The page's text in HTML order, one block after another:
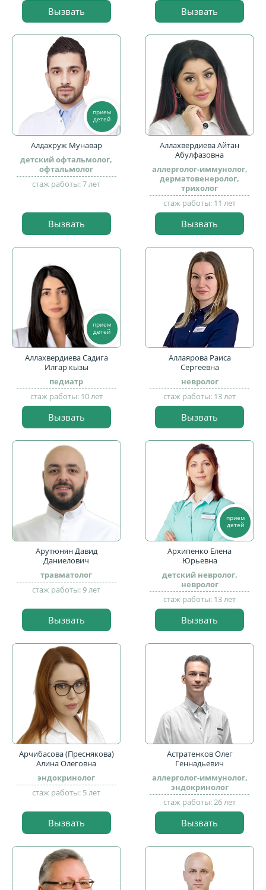
Вызвать Вызвать
прием
детей
Алдахруж Мунавар
детский офтальмолог,
офтальмолог
стаж работы: 7 лет
Вызвать
Аллахвердиева Айтан
Абулфазовна
аллерголог-иммунолог,
дерматовенеролог,
трихолог
стаж работы: 11 лет
Вызвать
прием
детей
Аллахвердиева Садига
Илгар кызы
педиатр
стаж работы: 10 лет
Вызвать
Аллаярова Раиса
Сергеевна
невролог
стаж работы: 13 лет
Вызвать
Арутюнян Давид
Даниелович
травматолог
стаж работы: 9 лет
Вызвать
прием
детей
Архипенко Елена
Юрьевна
детский невролог,
невролог
стаж работы: 13 лет
Вызвать
Арчибасова (Преснякова)
Алина Олеговна
эндокринолог
стаж работы: 5 лет
Вызвать
Астратенков Олег
Геннадьевич
аллерголог-иммунолог,
эндокринолог
стаж работы: 26 лет
Вызвать